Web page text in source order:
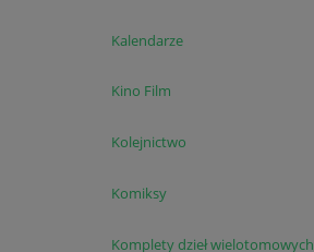
Kalendarze
Kino Film
Kolejnictwo
Komiksy
Komplety dzieł wielotomowych